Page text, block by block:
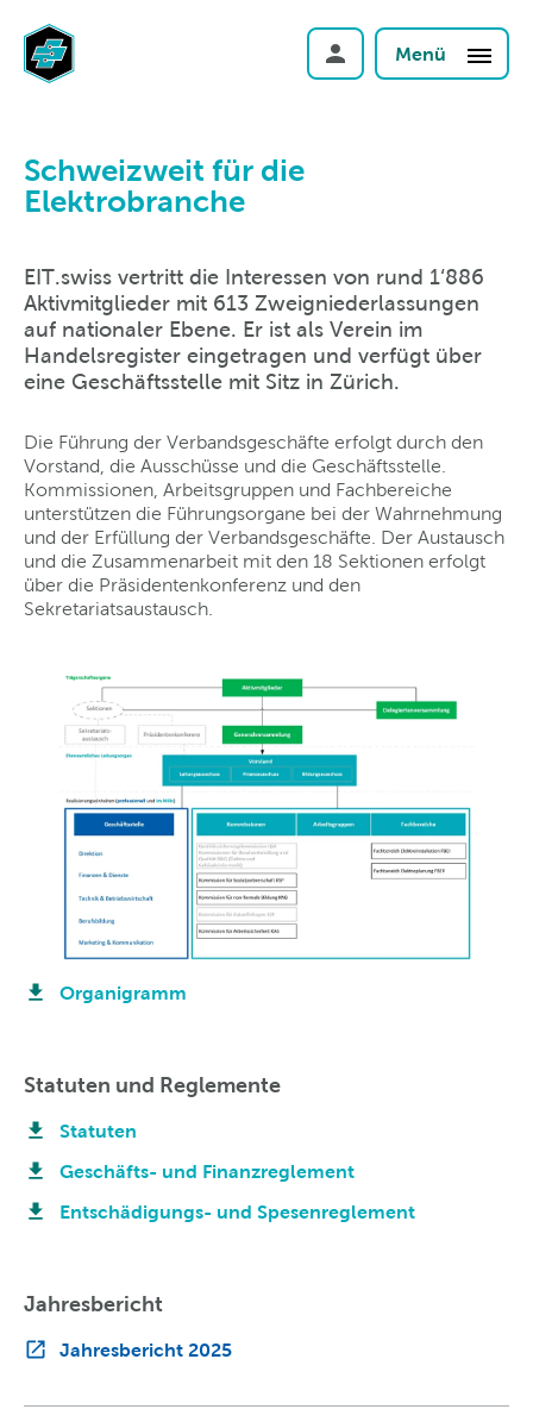
Menü
Schweizweit für die
Elektrobranche
EIT.swiss vertritt die Interessen von rund 1‘886
Aktivmitglieder mit 613 Zweigniederlassungen
auf nationaler Ebene. Er ist als Verein im
Handelsregister eingetragen und verfügt über
eine Geschäftsstelle mit Sitz in Zürich.
Die Führung der Verbandsgeschäfte erfolgt durch den
Vorstand, die Ausschüsse und die Geschäftsstelle.
Kommissionen, Arbeitsgruppen und Fachbereiche
unterstützen die Führungsorgane bei der Wahrnehmung
und der Erfüllung der Verbandsgeschäfte. Der Austausch
und die Zusammenarbeit mit den 18 Sektionen erfolgt
über die Präsidentenkonferenz und den
Sekretariatsaustausch.
Organigramm
Statuten und Reglemente
Statuten
Geschäfts- und Finanzreglement
Entschädigungs- und Spesenreglement
Jahresbericht
Jahresbericht 2025